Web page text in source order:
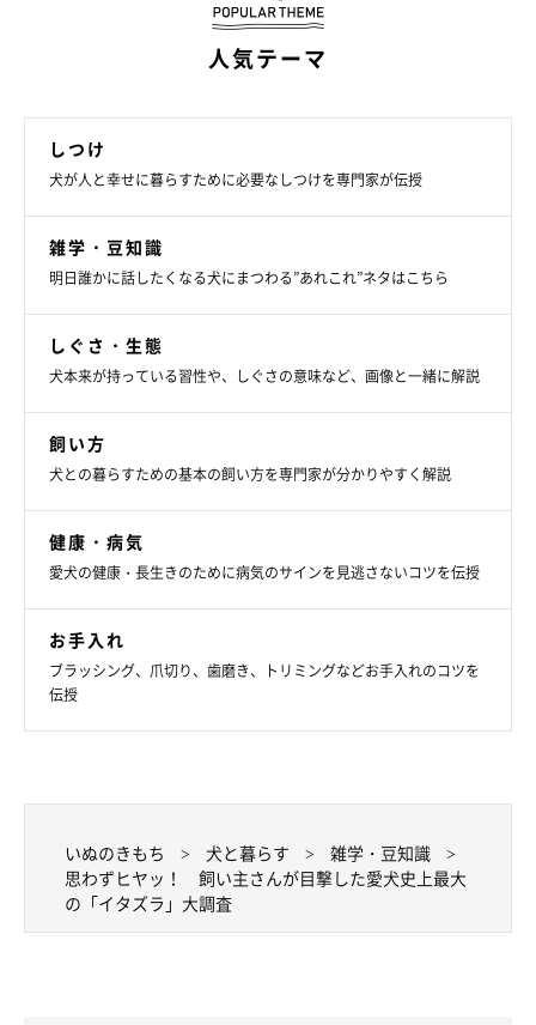
家が破壊されていく…（笑）
された…という声もありました（笑）
「新築の壁を削りはじめた…」
「家を建てたときの備え付け家具をガジガジしてたとき」
に...」
「自宅のリビングの机の足を、ガリガリ噛みだして、剥が
人気テーマ
しつけ
犬が人と幸せに暮らすために必要なしつけを専門家が伝授
雑学・豆知識
明日誰かに話したくなる犬にまつわる”あれこれ”ネタはこちら
しぐさ・生態
犬本来が持っている習性や、しぐさの意味など、画像と一緒に解説
飼い方
犬との暮らすための基本の飼い方を専門家が分かりやすく解説
健康・病気
愛犬の健康・長生きのために病気のサインを見逃さないコツを伝授
お手入れ
ブラッシング、爪切り、歯磨き、トリミングなどお手入れのコツを
伝授
いぬのきもち 犬と暮らす
雑学・豆知識
思わずヒヤッ！ 飼い主さんが目撃した愛犬史上最大
の「イタズラ」大調査